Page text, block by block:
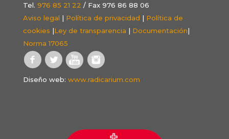
Tel. 976 85 21 22 / Fax 976 86 88 06
Aviso legal | Política de privacidad | Política de
cookies |Ley de transparencia | Documentación|
Norma 17065
Diseño web: www.radicarium.com